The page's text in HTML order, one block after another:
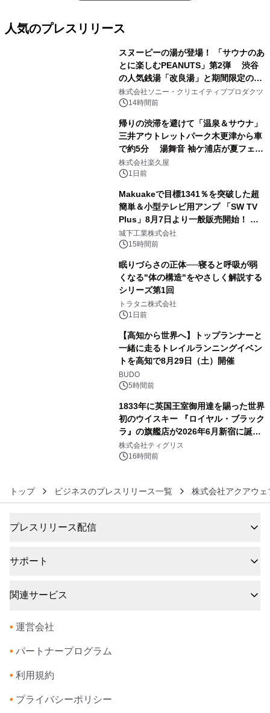
人気のプレスリリース
スヌーピーの湯が登場！ 「サウナのあ
とに楽しむPEANUTS」第2弾 渋谷
の人気銭湯「改良湯」と期間限定のコ
ラボレーション サウナイキタイコラ
ボグッズも発売決定！
株式会社ソニー・クリエイティブプロダクツ
14時間前
帰りの渋滞を避けて「温泉＆サウナ」
三井アウトレットパーク木更津から車
で約5分 湯舞音 袖ケ浦店が夏フェア
メニューを提供
株式会社楽久屋
1日前
Makuakeで目標1341％を突破した超
簡単＆小型テレビ用アンプ 「SW TV
Plus」8月7日より一般販売開始！ ケ
ーブル1本つなぐだけ、テレビの音が
ぐっと豊かに
城下工業株式会社
15時間前
眠りづらさの正体──寝ると呼吸が弱
くなる"体の構造"をやさしく解説する
シリーズ第1回
トラタニ株式会社
1日前
【高知から世界へ】トップランナーと
一緒に走るトレイルランニングイベン
トを高知で8月29日（土）開催
BUDO
5時間前
1833年に英国王室御用達を賜った世界
初のウイスキー 『ロイヤル・ブラック
ラ』の旗艦店が2026年6月新宿に誕
生 バカルディ ジャパンと連携した
没入型バー「BAR Arca」
株式会社ティグリス
16時間前
トップ ビジネスのプレスリリース一覧 株式会社アクアウェ
プレスリリース配信
サポート
関連サービス
• 運営会社
• パートナープログラム
• 利用規約
• プライバシーポリシー